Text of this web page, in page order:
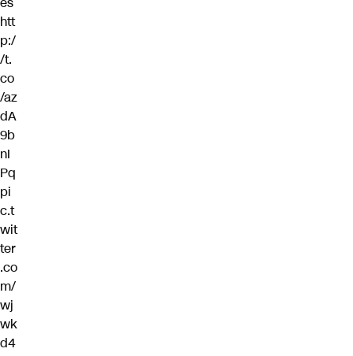
htt
p:/
/t.
co
/az
dA
9b
nI
Pq
pi
c.t
wit
ter
.co
m/
wj
wk
d4